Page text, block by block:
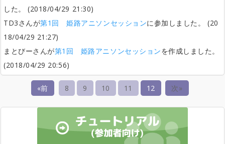
した。 (2018/04/29 21:30)
TD3さんが第1回 姫路アニソンセッションに参加しました。 (20
18/04/29 21:27)
まとびーさんが第1回 姫路アニソンセッションを作成しました。
(2018/04/29 20:56)
«前 8 9 10 11 12 次»